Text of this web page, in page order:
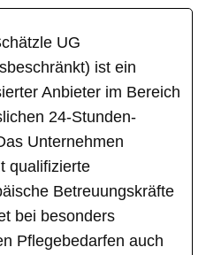
UG
ist ein
Anbieter im Bereich
24-Stunden-
Unternehmen
qualifizierte
Betreuungskräfte
bei besonders
Pflegebedarfen auch